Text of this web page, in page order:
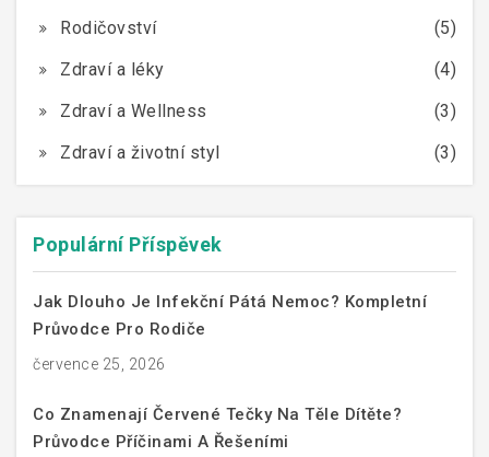
Rodičovství
(5)
Zdraví a léky
(4)
Zdraví a Wellness
(3)
Zdraví a životní styl
(3)
Populární Příspěvek
Jak Dlouho Je Infekční Pátá Nemoc? Kompletní
Průvodce Pro Rodiče
července 25, 2026
Co Znamenají Červené Tečky Na Těle Dítěte?
Průvodce Příčinami A Řešeními